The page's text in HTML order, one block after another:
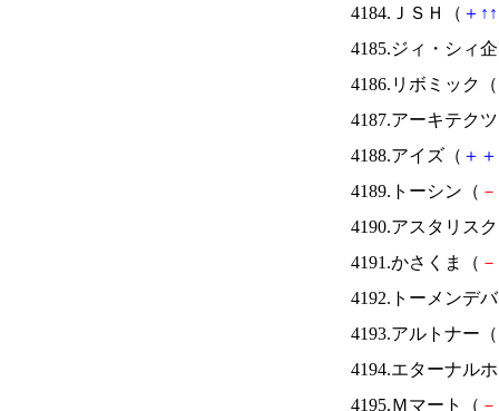
4184.ＪＳＨ（ ＋ ↑ ↑
4185.ジィ・シィ
4186.リボミック（
4187.アーキテク
4188.アイズ（ ＋ ＋
4189.トーシン（ －
4190.アスタリス
4191.かさくま（ －
4192.トーメンデ
4193.アルトナー（
4194.エターナル
4195.Ｍマート（ －